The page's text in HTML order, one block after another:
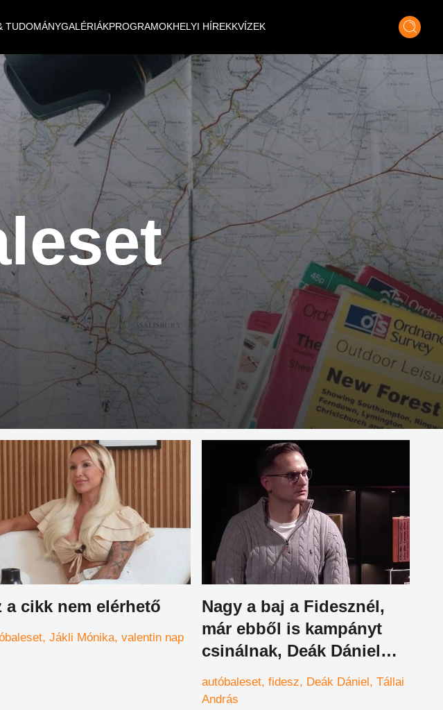
TUDOMÁNYGALÉRIÁKPROGRAMOKHELYI HÍREKKVÍZEK
a cikk nem elérhető
Jákli Mónika valentin nap
Nagy a baj a Fidesznél,
már ebből is kampányt
csinálnak, Deák Dániel
szavai kiverték a
biztosítékot
autóbaleset fidesz Deák Dániel Tállai
András